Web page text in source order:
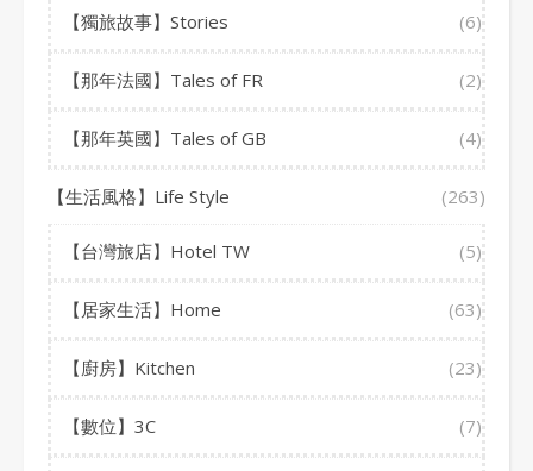
【獨旅故事】Stories (6)
【那年法國】Tales of FR (2)
【那年英國】Tales of GB (4)
【生活風格】Life Style (263)
【台灣旅店】Hotel TW (5)
【居家生活】Home (63)
【廚房】Kitchen (23)
【數位】3C (7)